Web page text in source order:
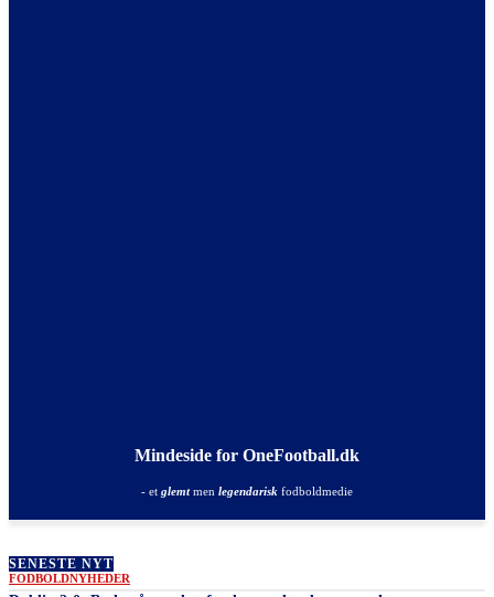
Mindeside for OneFootball.dk
- et glemtmen legendarisk fodboldmedie
SENESTE NYT
FODBOLDNYHEDER